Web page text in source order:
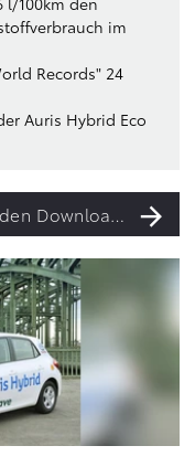
im
Records" 24
Auris Hybrid Eco
Zu den Downloads